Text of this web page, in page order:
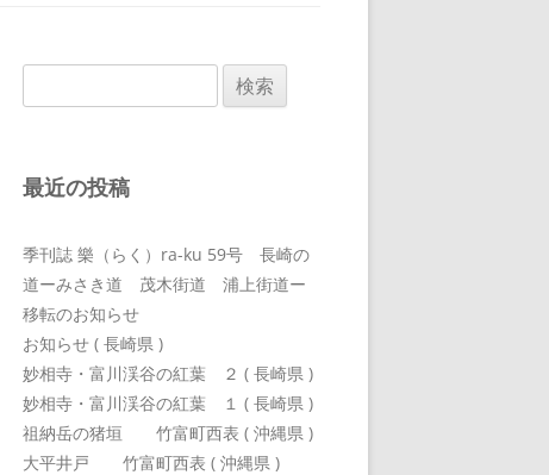
索:
最近の投稿
季刊誌 樂（らく）ra-ku 59号 長崎の
道ーみさき道 茂木街道 浦上街道ー
移転のお知らせ
お知らせ ( 長崎県 )
妙相寺・富川渓谷の紅葉 ２ ( 長崎県 )
妙相寺・富川渓谷の紅葉 １ ( 長崎県 )
祖納岳の猪垣 竹富町西表 ( 沖縄県 )
大平井戸 竹富町西表 ( 沖縄県 )